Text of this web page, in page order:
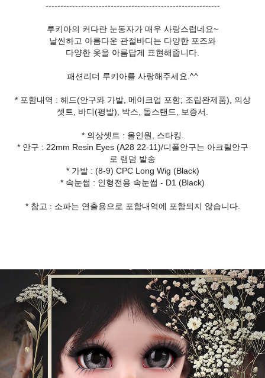
-----------------------------------------------------------
루키아의 커다란 눈동자가 매우 사랑스럽네요~
날씬하고 아름다운 관절바디는 다양한 포즈와
다양한 옷을 아름답게 표현해줍니다.
패션리더 루키아를 사랑해주세요.^^
* 포함내역 : 헤드(안구와 가발, 메이크업 포함; 조립완제품), 의상
셋트, 바디(평발), 박스, 돌스탠드, 보증서.
* 의상셋트 : 올인원, 스타킹.
* 안구 : 22mm Resin Eyes (A28 22-11)/디폴안구는 아크릴안구
로 램덤 발송
* 가발 : (8-9) CPC Long Wig (Black)
* 속눈썹 : 인형전용 속눈썹 - D1 (Black)
* 참고 : 소파는 연출용으로 포함내역에 포함되지 않습니다.